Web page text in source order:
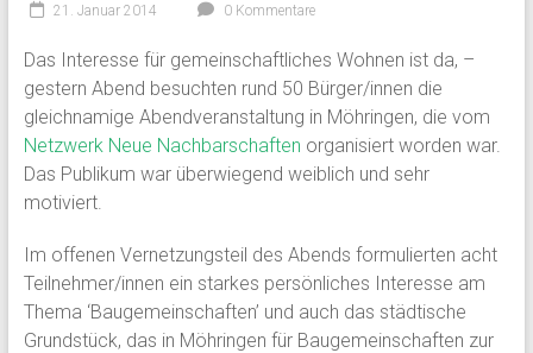
21. Januar 2014 0 Kommentare
Das Interesse für gemeinschaftliches Wohnen ist da, –
gestern Abend besuchten rund 50 Bürger/innen die
gleichnamige Abendveranstaltung in Möhringen, die vom
Netzwerk Neue Nachbarschaften organisiert worden war.
Das Publikum war überwiegend weiblich und sehr
motiviert.
Im offenen Vernetzungsteil des Abends formulierten acht
Teilnehmer/innen ein starkes persönliches Interesse am
Thema ‘Baugemeinschaften’ und auch das städtische
Grundstück, das in Möhringen für Baugemeinschaften zur